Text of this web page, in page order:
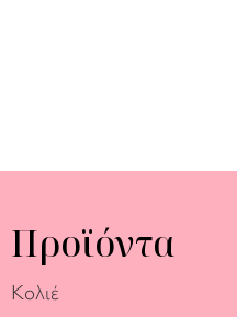
Προϊόντα
Κολιέ